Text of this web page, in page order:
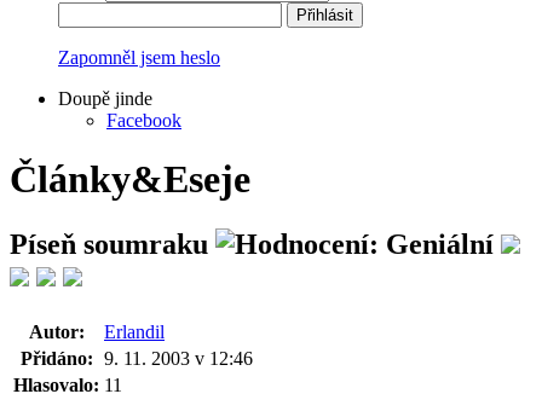
Zapomněl jsem heslo
Doupě jinde
Facebook
Články&Eseje
Píseň soumraku
Autor:
Erlandil
Přidáno: 9. 11. 2003 v 12:46
Hlasovalo: 11